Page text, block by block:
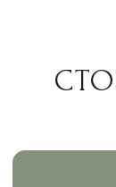
сывороток и
мезотерапия,